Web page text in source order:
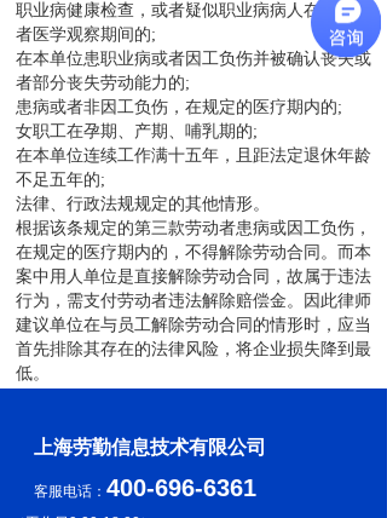
职业病健康检查，或者疑似职业病病人在诊断或
者医学观察期间的;
在本单位患职业病或者因工负伤并被确认丧失或
者部分丧失劳动能力的;
患病或者非因工负伤，在规定的医疗期内的;
女职工在孕期、产期、哺乳期的;
在本单位连续工作满十五年，且距法定退休年龄
不足五年的;
法律、行政法规规定的其他情形。
根据该条规定的第三款劳动者患病或因工负伤，
在规定的医疗期内的，不得解除劳动合同。而本
案中用人单位是直接解除劳动合同，故属于违法
行为，需支付劳动者违法解除赔偿金。因此律师
建议单位在与员工解除劳动合同的情形时，应当
首先排除其存在的法律风险，将企业损失降到最
低。
客服电话： 400-696-6361
上海劳勤信息技术有限公司